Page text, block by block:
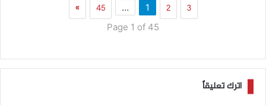
1 2 3
…
45
»
Page 1 of 45
اترك تعليقاً